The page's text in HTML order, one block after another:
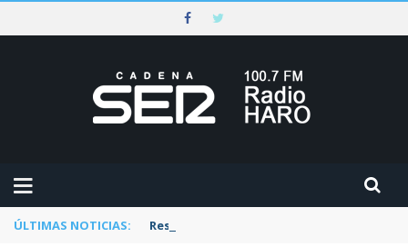
ÚLTIMAS NOTICIAS: Rescatado un ciclista accidentado en un